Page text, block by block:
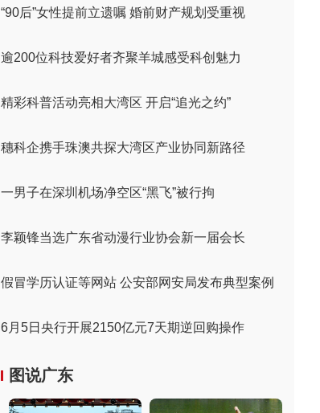
“90后”女性提前立遗嘱 婚前财产规划受重视
逾200位科技爱好者齐聚羊城感受科创魅力
精彩科普活动亮相大湾区 开启“追光之约”
穗科企携手珠澳共探大湾区产业协同新路径
一男子在深圳机场净空区“黑飞”被行拘
李颖锋当选广东省动漫行业协会新一届会长
假冒学历认证等网站 公安部网安局发布典型案例
6月5日央行开展2150亿元7天期逆回购操作
图说广东